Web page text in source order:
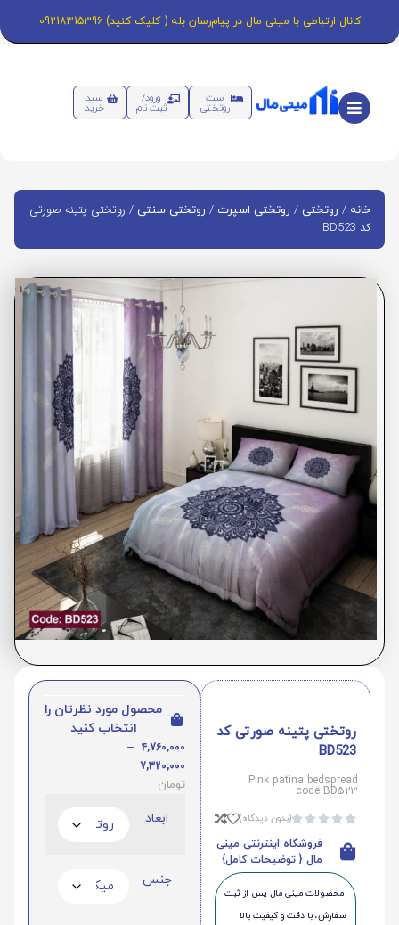
کانال ارتباطی با مینی مال در پیام‌رسان بله ( کلیک کنید) 09218315396
ست
روتختی
ورود/
ثبت نام
سبد
خرید
خانه / روتختی / روتختی اسپرت / روتختی سنتی / روتختی پتینه صورتی
کد BD523
روتختی پتینه صورتی کد
BD523
Pink patina bedspread
code BD523




(بدون دیدگاه)
فروشگاه اینترنتی مینی
مال { توضیحات کامل}
محصولات مینی‌ مال پس از ثبت
سفارش، با دقت و کیفیت بالا
محصول مورد نظرتان را
انتخاب کنید
4,760,000
–
7,320,000
تومان
ابعاد
جنس